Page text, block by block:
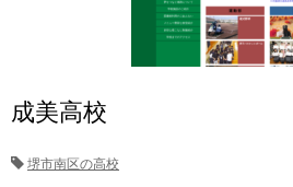
成美高校
堺市南区の高校